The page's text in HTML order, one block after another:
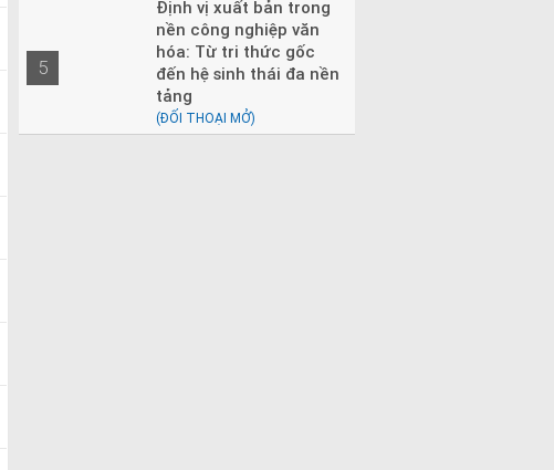
5
Định vị xuất bản trong
nền công nghiệp văn
hóa: Từ tri thức gốc
đến hệ sinh thái đa nền
tảng
(ĐỐI THOẠI MỞ)